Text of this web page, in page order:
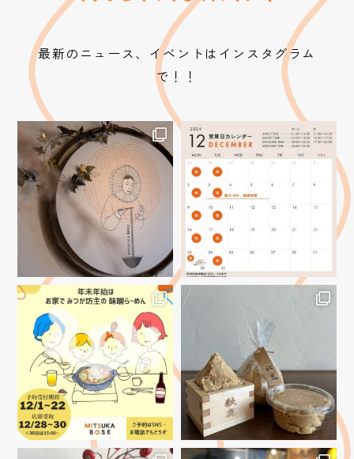
最新のニュース、イベントはインスタグラム
で！！